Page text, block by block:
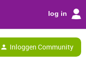
log in
Inloggen Community